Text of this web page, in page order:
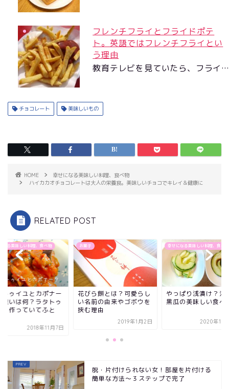
フレンチフライとフライドポテ
ト。英語ではフレンチフライとい
う理由
教育テレビを見ていたら、フライ
チョコレート 美味しいもの
HOME
幸せになる美味しい料理、食べ物
ハイカカオチョコレートは大人の栄養食。美味しいチョコでキレイ＆健康に
RELATED POST
ら餅とは？可愛らし
前の由来やゴボウを
理由
幸せになる美味しい料理、食べ物
やっぱり浅漬け？汁物？
黒瓜の美味しい食べ方
2020年10月14日
幸せになる美味しい料理、食べ物
ラタトゥイユとカポ
タの違いは何？ラタ
脱・片付けられない女！部屋を片付ける
簡単な方法～３ステップで完了